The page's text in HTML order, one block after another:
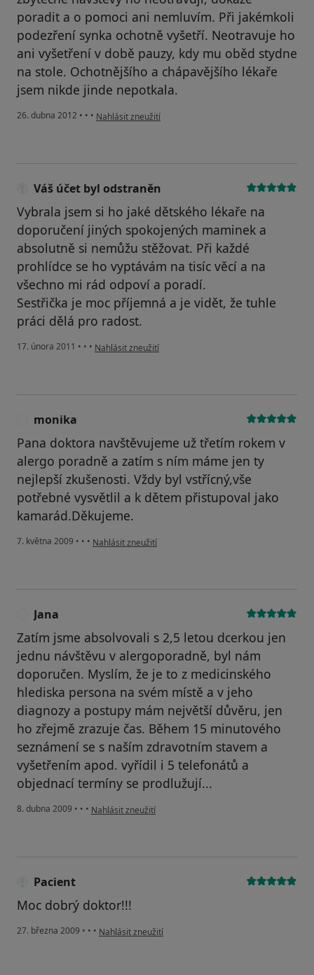
poradit a o pomoci ani nemluvím. Při jakémkoli
podezření synka ochotně vyšetří. Neotravuje ho
ani vyšetření v době pauzy, kdy mu oběd stydne
na stole. Ochotnějšího a chápavějšího lékaře
jsem nikde jinde nepotkala.
26. dubna 2012 • • • podle názoru uživatele Váš účet byl odstraněn
Nahlásit zneužití
Váš účet byl odstraněn
Vybrala jsem si ho jaké dětského lékaře na
doporučení jiných spokojených maminek a
absolutně si nemůžu stěžovat. Při každé
prohlídce se ho vyptávám na tisíc věcí a na
všechno mi rád odpoví a poradí.
Sestřička je moc příjemná a je vidět, že tuhle
práci dělá pro radost.
17. února 2011 • • • podle názoru uživatele Váš účet byl odstraněn
Nahlásit zneužití
monika
Pana doktora navštěvujeme už třetím rokem v
alergo poradně a zatím s ním máme jen ty
nejlepší zkušenosti. Vždy byl vstřícný,vše
potřebné vysvětlil a k dětem přistupoval jako
kamarád.Děkujeme.
7. května 2009 • • • podle názoru uživatele monika
Nahlásit zneužití
Jana
Zatím jsme absolvovali s 2,5 letou dcerkou jen
jednu návštěvu v alergoporadně, byl nám
doporučen. Myslím, že je to z medicinského
hlediska persona na svém místě a v jeho
diagnozy a postupy mám největší důvěru, jen
ho zřejmě zrazuje čas. Během 15 minutového
seznámení se s naším zdravotním stavem a
vyšetřením apod. vyřídil i 5 telefonátů a
objednací termíny se prodlužují...
8. dubna 2009 • • • podle názoru uživatele Jana
Nahlásit zneužití
Pacient
Moc dobrý doktor!!!
27. března 2009 • • • podle názoru uživatele Pacient
Nahlásit zneužití